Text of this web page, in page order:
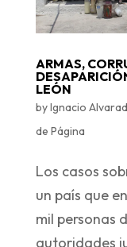
ARMAS,
LEÓN
byIgnacio
de Página
Los casos
un país que
mil personas
autoridades